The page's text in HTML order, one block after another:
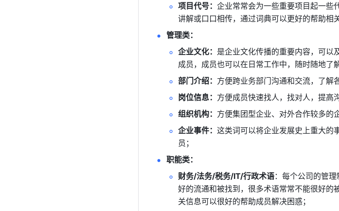
项目代号： 企业常常会为一些重要项目起一些
讲解或口口相传，通过词典可以更好的帮助相
管理类：
企业文化： 是企业文化传播的重要内容，可以
成员，成员也可以在日常工作中，随时随地了
部门介绍： 方便跨业务部门沟通和交流，了解
岗位信息： 方便成员快速找人，找对人，提高
组织机构： 方便集团型企业、对外合作较多的
企业事件： 这类词可以将企业发展史上重大的
员；
职能类：
财务/法务/税务/IT/行政术语：每个公司的管
好的流通和被找到，很多术语常常不能很好的
关信息可以很好的帮助成员解决困惑；